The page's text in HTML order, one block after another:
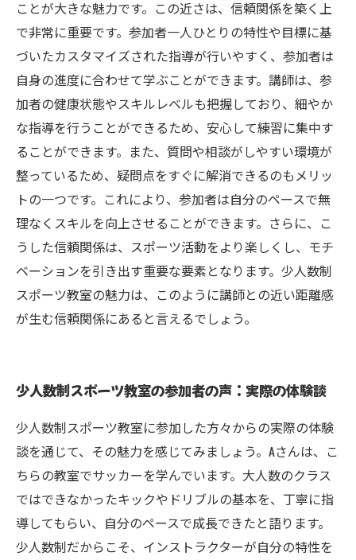
ことが大きな魅力です。この近さは、信頼関係を築く上
で非常に重要です。参加者一人ひとりの特性や目標に基
づいたカスタマイズされた指導が行いやすく、参加者は
自身の進度に合わせて学ぶことができます。講師は、参
加者の健康状態やスキルレベルも把握しており、細やか
な指導を行うことができるため、安心して練習に集中す
ることができます。また、質問や相談がしやすい環境が
整っているため、疑問点をすぐに解消できるのもメリッ
トの一つです。これにより、参加者は自分のペースで無
理なくスキルを向上させることができます。さらに、こ
うした信頼関係は、スポーツ活動をより楽しくし、モチ
ベーションを引き出す重要な要素となります。少人数制
スポーツ教室の魅力は、このように講師との近い距離感
が生む信頼関係にあると言えるでしょう。
少人数制スポーツ教室の参加者の声：実際の体験談
少人数制スポーツ教室に参加した方々からの実際の体験
談を通じて、その魅力を感じてみましょう。Aさんは、こ
ちらの教室でサッカーを学んでいます。大人数のクラス
ではできなかったキックやドリブルの基本を、丁寧に指
導してもらい、自分のペースで成長できたと語ります。
少人数制だからこそ、インストラクターが自分の特性を